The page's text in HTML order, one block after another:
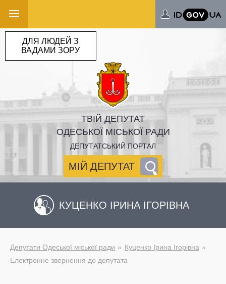
ТВІЙ ДЕПУТАТ
ОДЕСЬКОЇ МІСЬКОЇ РАДИ
ДЕПУТАТСЬКИЙ ПОРТАЛ
МІЙ ДЕПУТАТ
ДЛЯ ЛЮДЕЙ З
ВАДАМИ ЗОРУ
КУЦЕНКО ІРИНА ІГОРІВНА
Депутати Одеської міської ради
Куценко Ірина Ігорівна
Електронне звернення до депутата